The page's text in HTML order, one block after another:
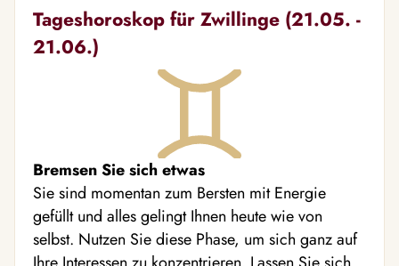
Tageshoroskop für Zwillinge (21.05. -
21.06.)
Bremsen Sie sich etwas
Sie sind momentan zum Bersten mit Energie
gefüllt und alles gelingt Ihnen heute wie von
selbst. Nutzen Sie diese Phase, um sich ganz auf